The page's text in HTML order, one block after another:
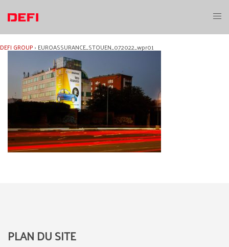
contenu
DEFI GROUP› EUROASSURANCE_STOUEN_072022_wpr01
PLAN DU SITE